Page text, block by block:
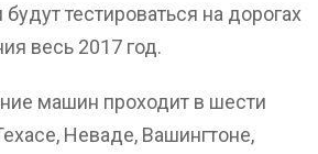
тестироваться на дорогах
весь 2017 год.
машин проходит в шести
Неваде, Вашингтоне,